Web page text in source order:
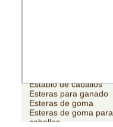
Establo de caballos
Esteras para ganado
Esteras de goma
Esteras de goma para
caballos